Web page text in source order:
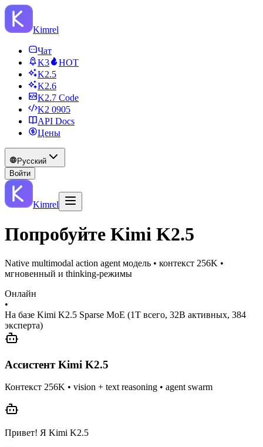
Kimrel
Чат
K3
HOT
K2.5
K2.6
K2.7 Code
K2 0905
API Docs
Цены
Русский
Войти
Kimrel
Попробуйте Kimi K2.5
Native multimodal action agent модель • контекст 256K •
мгновенный и thinking‑режимы
Онлайн
•
На базе Kimi K2.5 Sparse MoE (1T всего, 32B активных, 384
эксперта)
Ассистент Kimi K2.5
Контекст 256K • vision + text reasoning • agent swarm
Привет! Я Kimi K2.5